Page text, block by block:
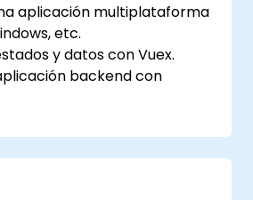
aplicación multiplataforma
etc.
y datos con Vuex.
backend con